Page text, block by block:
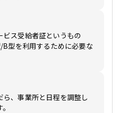
ビス受給者証というもの
B型を利用するために必要な
ら、事業所と日程を調整し